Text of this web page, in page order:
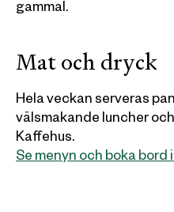
gammal.
Mat och dryck
Hela veckan serveras
välsmakande luncher
Kaffehus.
Se menyn och boka bord